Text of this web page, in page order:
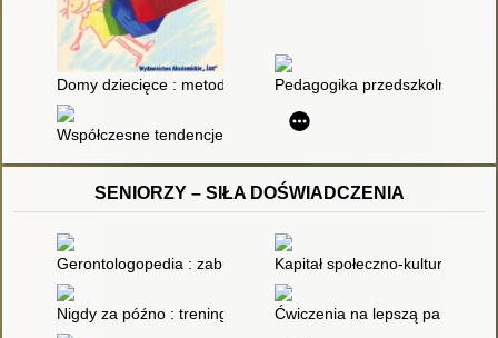
Domy dziecięce : metoda pedagogiki naukowej stosowana w
Pedagogika przedszkolna :
Współczesne tendencje w nauczaniu inspirowane metodami
SENIORZY – SIŁA DOŚWIADCZENIA
Gerontologopedia : zaburzenia mowy w starszym wieku
Kapitał społeczno-kulturowy
Nigdy za późno : trening umysłu dla seniorówĆwiczenia na lepszą pamięć